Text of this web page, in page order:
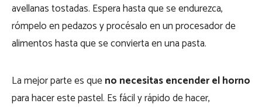
avellanas tostadas. Espera hasta que se endurezca,
rómpelo en pedazos y procésalo en un procesador de
alimentos hasta que se convierta en una pasta.
La mejor parte es queno necesitas encender el horno
para hacer este pastel. Es fácil y rápido de hacer,